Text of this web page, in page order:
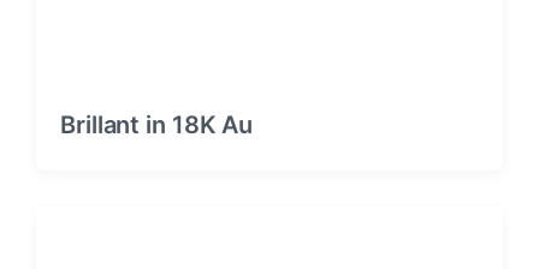
Brillant in 18K Au